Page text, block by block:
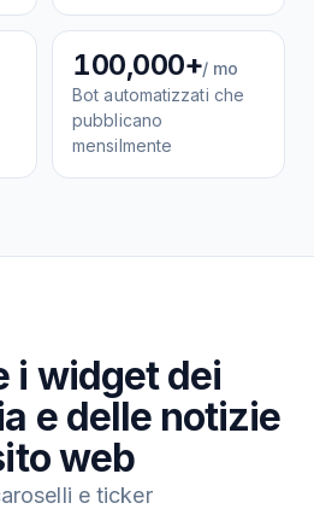
100,000+/ mo
Bot automatizzati che
pubblicano
mensilmente
i widget dei
e delle notizie
web
e ticker